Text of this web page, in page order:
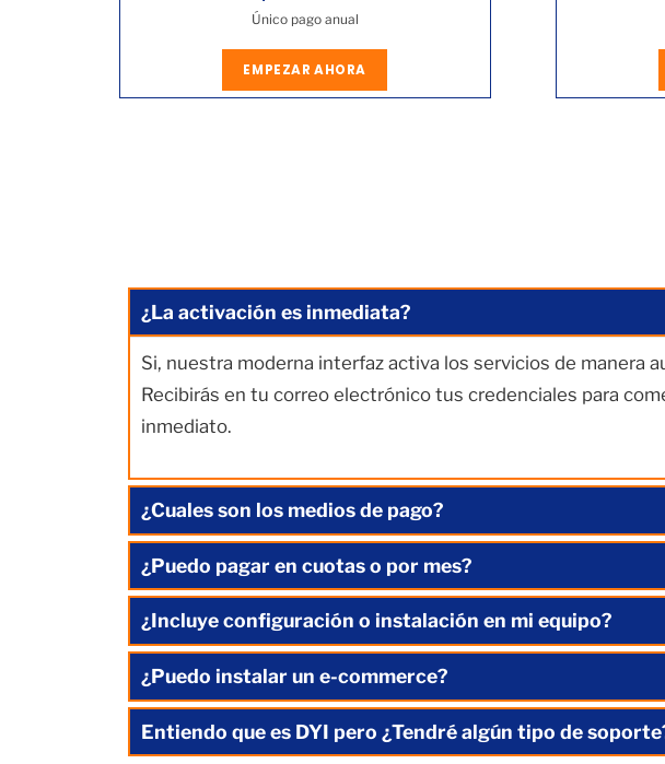
Único pago anual
EMPEZAR AHORA
¿La activación es inmediata?
Si, nuestra moderna interfaz activa los servicios de manera
Recibirás en tu correo electrónico tus credenciales para
inmediato.
¿Cuales son los medios de pago?
¿Puedo pagar en cuotas o por mes?
¿Incluye configuración o instalación en mi equipo?
¿Puedo instalar un e-commerce?
Entiendo que es DYI pero ¿Tendré algún tipo de